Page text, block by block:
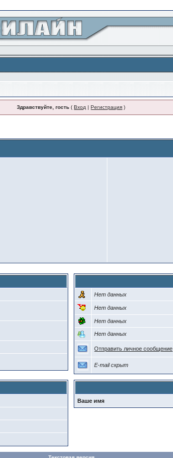
Здравствуйте, гость (Вход |Регистрация )
Нет данных
Нет данных
Нет данных
Нет данных
Отправить личное сообщение
E-mail скрыт
Ваше имя